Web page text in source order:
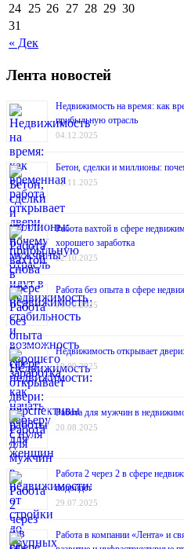
« Дек
24 25 26 27 28 29 30
31
Лента новостей
Недвижимость на время: как
прибыльную отрасль
04.12.2025
Бетон, сделки и миллионы:
12.11.2025
Работа вахтой в сфере
хорошего заработка
22.10.2025
Работа без опыта в сфере
01.10.2025
Недвижимость открывает
10.09.2025
Работа для мужчин в
20.08.2025
Работа 2 через 2 в сфере
подойдёт
29.07.2025
Работа в компании «Лента» и